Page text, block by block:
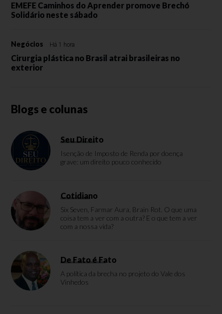
EMEFE Caminhos do Aprender promove Brechó
Solidário neste sábado
Negócios Há 1 hora
Cirurgia plástica no Brasil atrai brasileiras no
exterior
Blogs e colunas
Seu Direito
Isenção de Imposto de Renda por doença
grave: um direito pouco conhecido
Cotidiano
Six Seven, Farmar Aura, Brain Rot. O que uma
coisa tem a ver com a outra? E o que tem a ver
com a nossa vida?
De Fato é Fato
A política da brecha no projeto do Vale dos
Vinhedos